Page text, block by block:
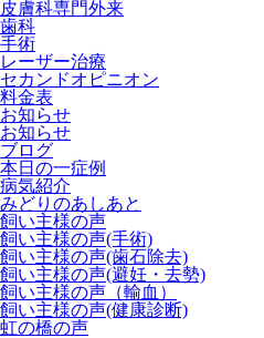
皮膚科専門外来
歯科
手術
レーザー治療
セカンドオピニオン
料金表
お知らせ
お知らせ
ブログ
本日の一症例
病気紹介
みどりのあしあと
飼い主様の声
飼い主様の声(手術)
飼い主様の声(歯石除去)
飼い主様の声(避妊・去勢)
飼い主様の声（輸血）
飼い主様の声(健康診断)
虹の橋の声